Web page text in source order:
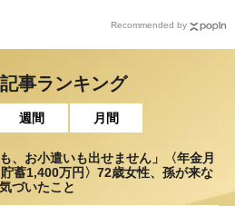
Recommended by
事ランキング
週間 月間
も、お小遣いも出せません」〈年金月
蓄1,400万円〉72歳女性、孫が来な
づいたこと